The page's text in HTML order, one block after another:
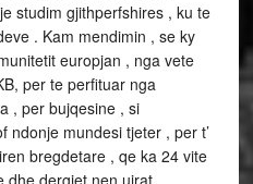
studim gjithperfshires , ku te
. Kam mendimin , se ky
europjan , nga vete
per te perfituar nga
, per bujqesine , si
ndonje mundesi tjeter , per t’
bregdetare , qe ka 24 vite
dhe dergjet nen ujrat